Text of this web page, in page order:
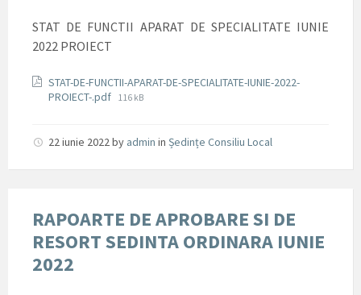
STAT DE FUNCTII APARAT DE SPECIALITATE IUNIE
2022 PROIECT
Documente
STAT-DE-FUNCTII-APARAT-DE-SPECIALITATE-IUNIE-2022-
PROIECT-.pdf File
116 kB
22 iunie 2022by admin in Ședințe Consiliu Local
RAPOARTE DE APROBARE SI DE
RESORT SEDINTA ORDINARA IUNIE
2022